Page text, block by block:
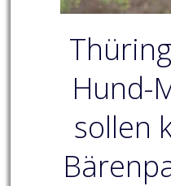
Hund-
sollen